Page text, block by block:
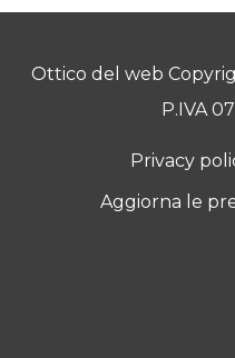
Ottico del web
P.IVA
Privacy
Aggiorna le